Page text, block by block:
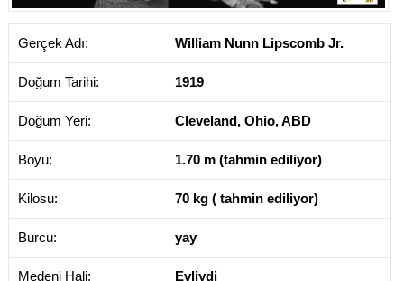
Gerçek Adı: William Nunn Lipscomb Jr.
Doğum Tarihi: 1919
Doğum Yeri: Cleveland, Ohio, ABD
Boyu: 1.70 m (tahmin ediliyor)
Kilosu: 70 kg ( tahmin ediliyor)
Burcu: yay
Medeni Hali: Evliydi